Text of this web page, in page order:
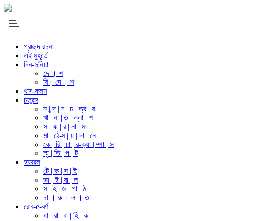
প্রচ্ছদ রচনা
এই মুহূর্তে
দিন-দুনিয়া
দে । শ
বি। দে । শ
খাস-কলম
চতুরঙ্গ
ন | ন্দ | ন | চ | ত্ব | র
খা | না | ত | ল্লা | শ
স | ফ | র | না | মা
মা | ঠে-ম | য় | দা | নে
কে | রি | য়া | র-ক্যা | ম্পা | স
স্মৃ | তি | প | ট
হযবরল
টে | ক | স | ই
ভা | ই | রা | ল
স | হ | জ | পা | ঠ
চা । রু । ল । তা
রোব-e-বর্ণ
ধা | রা | বা | হি | ক